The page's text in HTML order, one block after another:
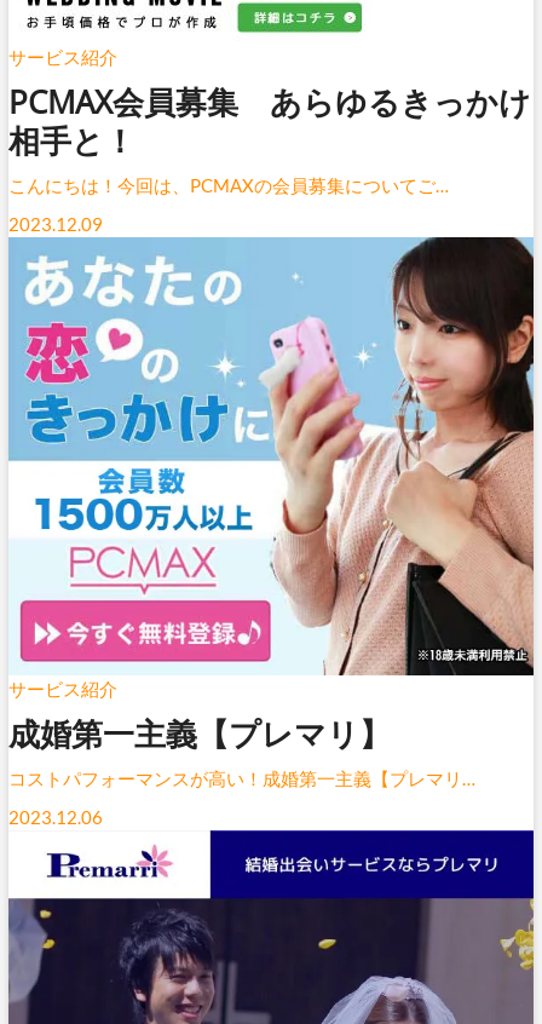
サービス紹介
PCMAX会員募集 あらゆるきっかけ
相手と！
こんにちは！今回は、PCMAXの会員募集についてご…
2023.12.09
サービス紹介
成婚第一主義【プレマリ】
コストパフォーマンスが高い！成婚第一主義【プレマリ…
2023.12.06